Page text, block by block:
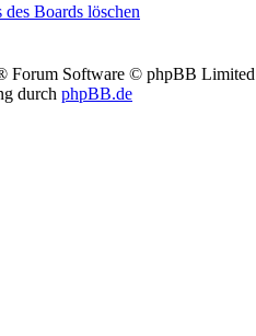
Boards löschen
Forum Software © phpBB Limited
durch phpBB.de